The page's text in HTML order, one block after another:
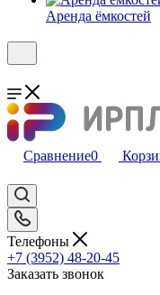
Аренда ёмкостей
Сравнение0
Телефоны
+7 (3952) 48-20-45
Заказать звонок